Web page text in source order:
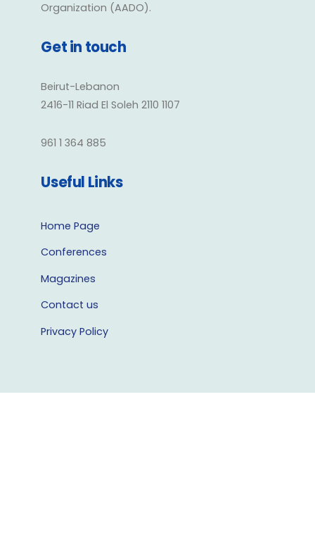
Organization (AADO).
Get in touch
Beirut-Lebanon
2416-11 Riad El Soleh 2110 1107
961 1 364 885
Useful Links
Home Page
Conferences
Magazines
Contact us
Privacy Policy